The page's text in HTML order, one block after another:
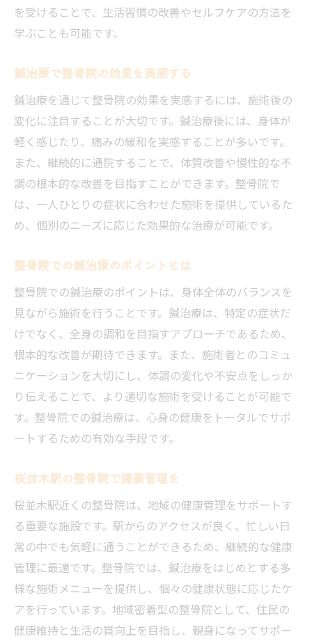
を受けることで、生活習慣の改善やセルフケアの方法を
学ぶことも可能です。
鍼治療で整骨院の効果を実感する
鍼治療を通じて整骨院の効果を実感するには、施術後の
変化に注目することが大切です。鍼治療後には、身体が
軽く感じたり、痛みの緩和を実感することが多いです。
また、継続的に通院することで、体質改善や慢性的な不
調の根本的な改善を目指すことができます。整骨院で
は、一人ひとりの症状に合わせた施術を提供しているた
め、個別のニーズに応じた効果的な治療が可能です。
整骨院での鍼治療のポイントとは
整骨院での鍼治療のポイントは、身体全体のバランスを
見ながら施術を行うことです。鍼治療は、特定の症状だ
けでなく、全身の調和を目指すアプローチであるため、
根本的な改善が期待できます。また、施術者とのコミュ
ニケーションを大切にし、体調の変化や不安点をしっか
り伝えることで、より適切な施術を受けることが可能で
す。整骨院での鍼治療は、心身の健康をトータルでサポ
ートするための有効な手段です。
桜並木駅の整骨院で健康管理を
桜並木駅近くの整骨院は、地域の健康管理をサポートす
る重要な施設です。駅からのアクセスが良く、忙しい日
常の中でも気軽に通うことができるため、継続的な健康
管理に最適です。整骨院では、鍼治療をはじめとする多
様な施術メニューを提供し、個々の健康状態に応じたケ
アを行っています。地域密着型の整骨院として、住民の
健康維持と生活の質向上を目指し、親身になってサポー